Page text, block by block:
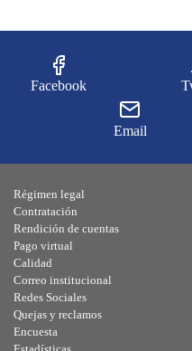
Facebook
Email
Régimen legal
Contratación
Rendición de cuentas
Pago virtual
Calidad
Correo institucional
Redes Sociales
Quejas y reclamos
Encuesta